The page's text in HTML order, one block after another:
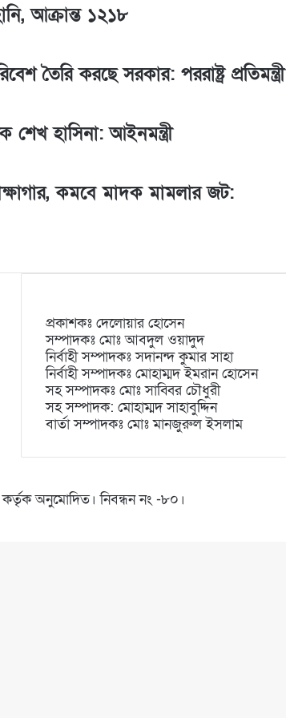
আক্রান্ত ১২১৮
তৈরি করছে সরকার: পররাষ্ট্র প্রতিমন্ত্রী
শেখ হাসিনা: আইনমন্ত্রী
কমবে মাদক মামলার জট:
প্রকাশকঃ দেলোয়ার হোসেন
সম্পাদকঃ মোঃ আবদুল ওয়াদুদ
নির্বাহী সম্পাদকঃ সদানন্দ কুমার সাহা
নির্বাহী সম্পাদকঃ মোহাম্মদ ইমরান হোসেন
সহ সম্পাদকঃ মোঃ সাব্বির চৌধুরী
সহ সম্পাদক: মোহাম্মদ সাহাবুদ্দিন
বার্তা সম্পাদকঃ মোঃ মানজুরুল ইসলাম
কর্তৃক অনুমোদিত। নিবন্ধন নং -৮০।